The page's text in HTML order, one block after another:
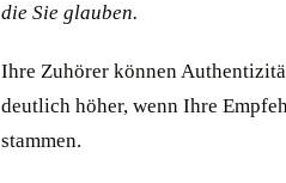
die Sie glauben.
Ihre Zuhörer können
deutlich höher, wenn Ihre
stammen.